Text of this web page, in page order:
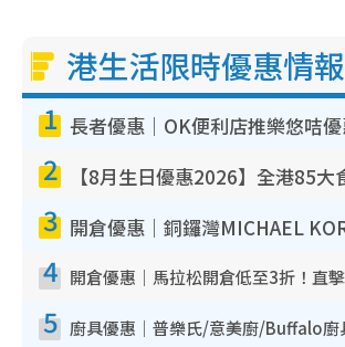
港生活限時優惠情報
1
2
3
4
5